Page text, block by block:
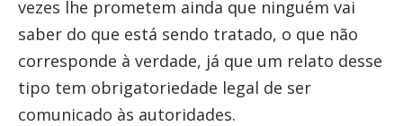
vezes lhe prometem ainda que ninguém vai
saber do que está sendo tratado, o que não
corresponde à verdade, já que um relato desse
tipo tem obrigatoriedade legal de ser
comunicado às autoridades.